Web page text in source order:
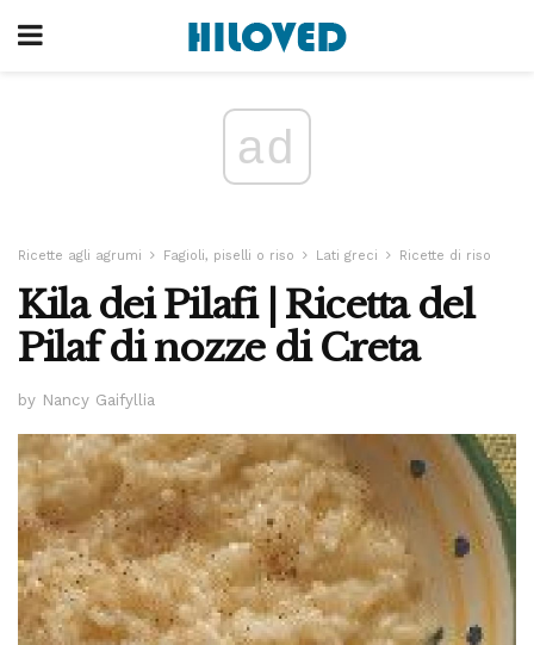
ad
Ricette agli agrumi Fagioli, piselli o riso Lati greci Ricette di riso
Kila dei Pilafi | Ricetta del
Pilaf di nozze di Creta
by Nancy Gaifyllia